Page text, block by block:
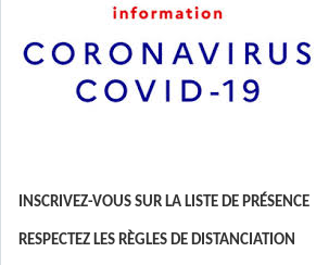
INSCRIVEZ-VOUS SUR LA LISTE DE PRÉSENCE
RESPECTEZ LES RÈGLES DE DISTANCIATION